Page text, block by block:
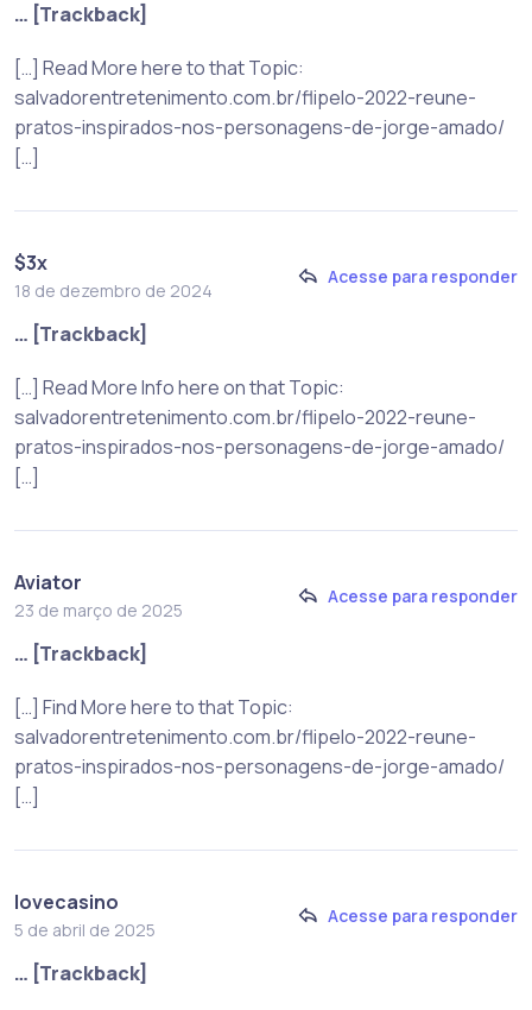
… [Trackback]
[…] Read More here to that Topic:
salvadorentretenimento.com.br/flipelo-2022-reune-
pratos-inspirados-nos-personagens-de-jorge-amado/
[…]
$3x
18 de dezembro de 2024
Acesse para responder
… [Trackback]
[…] Read More Info here on that Topic:
salvadorentretenimento.com.br/flipelo-2022-reune-
pratos-inspirados-nos-personagens-de-jorge-amado/
[…]
Aviator
23 de março de 2025
Acesse para responder
… [Trackback]
[…] Find More here to that Topic:
salvadorentretenimento.com.br/flipelo-2022-reune-
pratos-inspirados-nos-personagens-de-jorge-amado/
[…]
lovecasino
5 de abril de 2025
Acesse para responder
… [Trackback]